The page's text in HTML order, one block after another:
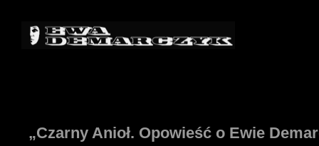
„Czarny Anioł. Opowieść o Ewie